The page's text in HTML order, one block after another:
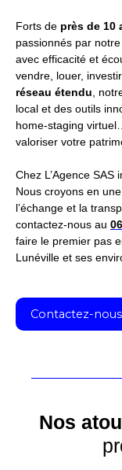
Forts de près de 10
passionnés par
avec efficacité et
vendre, louer,
réseau étendu ,
local et des outils
home-staging
valoriser votre
Chez L’Agence SAS
Nous croyons en une
l’échange et la
contactez-nous au
faire le premier pas
Lunéville et ses
Contactez-nous
Nos